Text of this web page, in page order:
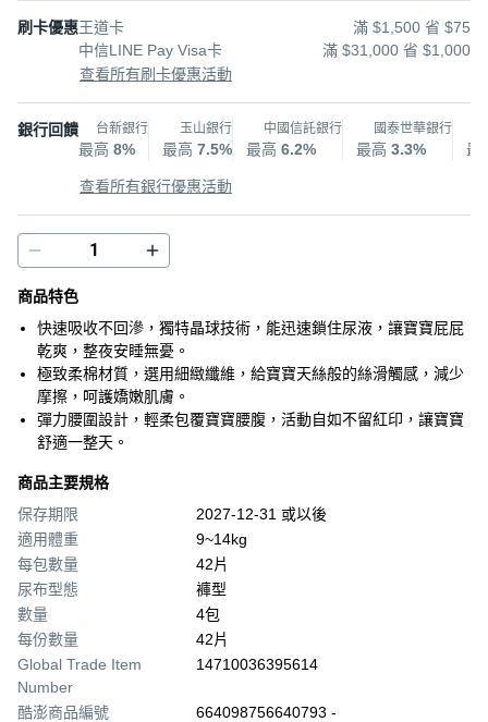
刷卡優惠王道卡
滿 $1,500 省 $75
中信LINE Pay Visa卡
滿 $31,000 省 $1,000
查看所有刷卡優惠活動
銀行回饋 台新銀行
最高 8%
玉山銀行
最高 7.5%
中國信託銀行
最高 6.2%
國泰世華銀行
最高 3.3% 最
查看所有銀行優惠活動
商品特色
快速吸收不回滲，獨特晶球技術，能迅速鎖住尿液，讓寶寶屁屁
乾爽，整夜安睡無憂。
極致柔棉材質，選用細緻纖維，給寶寶天絲般的絲滑觸感，減少
摩擦，呵護嬌嫩肌膚。
彈力腰圍設計，輕柔包覆寶寶腰腹，活動自如不留紅印，讓寶寶
舒適一整天。
商品主要規格
保存期限
2027-12-31 或以後
適用體重
9~14kg
每包數量
42片
尿布型態
褲型
數量
4包
每份數量
42片
Global Trade Item
Number
14710036395614
酷澎商品編號
664098756640793 -